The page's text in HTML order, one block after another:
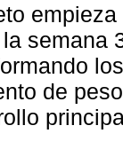
semana
de